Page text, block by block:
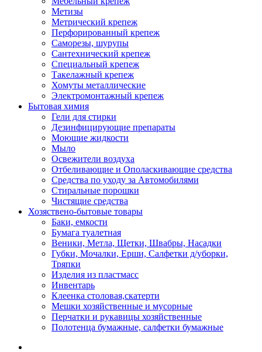
Метизы
Метрический крепеж
Перфорированный крепеж
Саморезы, шурупы
Сантехнический крепеж
Специальный крепеж
Такелажный крепеж
Хомуты металлические
Электромонтажный крепеж
Бытовая химия
Гели для стирки
Дезинфицирующие препараты
Моющие жидкости
Мыло
Освежители воздуха
Отбеливающие и Ополаскивающие средства
Средства по уходу за Автомобилями
Стиральные порошки
Чистящие средства
Хозяствено-бытовые товары
Баки, емкости
Бумага туалетная
Веники, Метла, Щетки, Швабры, Насадки
Губки, Мочалки, Ерши, Салфетки д/уборки,
Тряпки
Изделия из пластмасс
Инвентарь
Клеенка столовая,скатерти
Мешки хозяйственные и мусорные
Перчатки и рукавицы хозяйственные
Полотенца бумажные, салфетки бумажные